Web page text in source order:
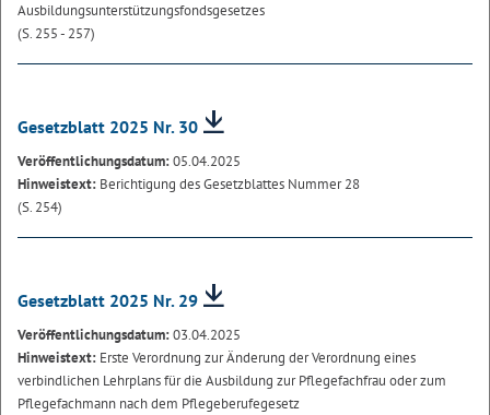
Ausbildungsunterstützungsfondsgesetzes
(S. 255 - 257)
Gesetzblatt 2025 Nr. 30
Veröffentlichungsdatum:05.04.2025
Hinweistext: Berichtigung des Gesetzblattes Nummer 28
(S. 254)
Gesetzblatt 2025 Nr. 29
Veröffentlichungsdatum:03.04.2025
Hinweistext: Erste Verordnung zur Änderung der Verordnung eines
verbindlichen Lehrplans für die Ausbildung zur Pflegefachfrau oder zum
Pflegefachmann nach dem Pflegeberufegesetz